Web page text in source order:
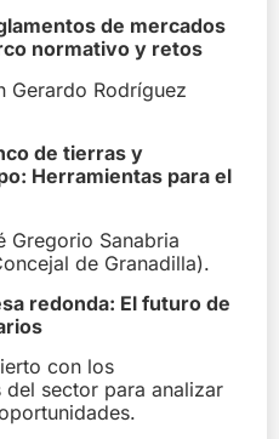
de mercados
normativo y retos
Gerardo Rodríguez
de tierras y
Herramientas para el
Gregorio Sanabria
de Granadilla).
redonda: El futuro de
con los
del sector para analizar